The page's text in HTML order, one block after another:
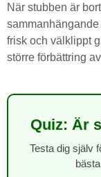
När stubben är
frisk och välklippt
större förbättring
Quiz: Är
Testa dig själv